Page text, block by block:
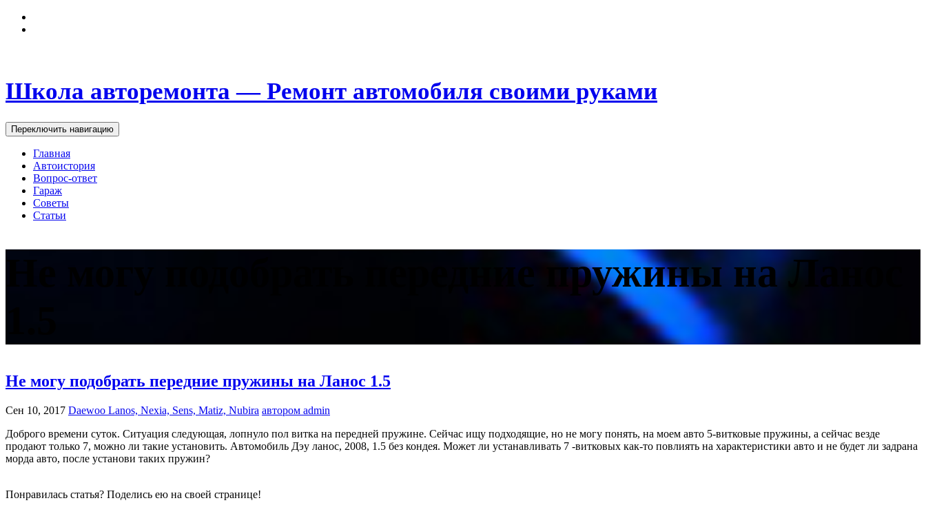
Школа авторемонта — Ремонт автомобиля своими руками
Переключить навигацию
Главная
Автоистория
Вопрос-ответ
Гараж
Советы
Статьи
Не могу подобрать передние пружины на Ланос
Не могу подобрать передние пружины на Ланос 1.5
Сен 10, 2017 Daewoo Lanos, Nexia, Sens, Matiz, Nubira автором admin
Доброго времени суток. Ситуация следующая, лопнуло пол витка на передней пружине. Сейчас ищу подходящие, но не могу понять, на моем авто 5-витковые пружины, а сейчас везде
продают только 7, можно ли такие установить. Автомобиль Дэу ланос, 2008, 1.5 без кондея. Может ли устанавливать 7 -витковых как-то повлиять на характеристики авто и не будет ли задрана
морда авто, после установи таких пружин?
Понравилась статья? Поделись ею на своей странице!